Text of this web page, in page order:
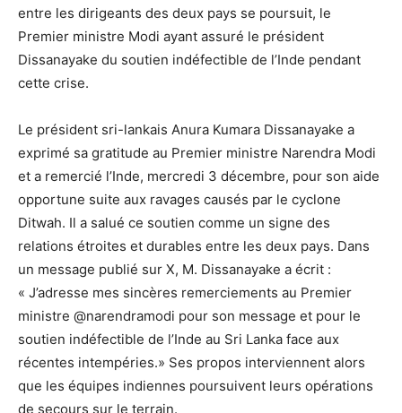
entre les dirigeants des deux pays se poursuit, le
Premier ministre Modi ayant assuré le président
Dissanayake du soutien indéfectible de l’Inde pendant
cette crise.
Le président sri-lankais Anura Kumara Dissanayake a
exprimé sa gratitude au Premier ministre Narendra Modi
et a remercié l’Inde, mercredi 3 décembre, pour son aide
opportune suite aux ravages causés par le cyclone
Ditwah. Il a salué ce soutien comme un signe des
relations étroites et durables entre les deux pays. Dans
un message publié sur X, M. Dissanayake a écrit :
« J’adresse mes sincères remerciements au Premier
ministre @narendramodi pour son message et pour le
soutien indéfectible de l’Inde au Sri Lanka face aux
récentes intempéries.» Ses propos interviennent alors
que les équipes indiennes poursuivent leurs opérations
de secours sur le terrain.